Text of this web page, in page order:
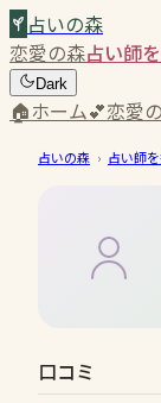
占いの森
恋愛の森占い師
Dark
🏠ホーム💕恋愛
占いの森 › 占い師
口コミ